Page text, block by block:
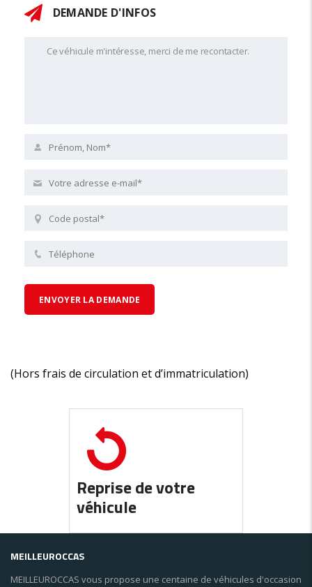
DEMANDE D'INFOS
(Hors frais de circulation et d’immatriculation)
Reprise de votre
véhicule
MEILLEUROCCAS
MEILLEUROCCAS vous propose une centaine de véhicules d'occasion